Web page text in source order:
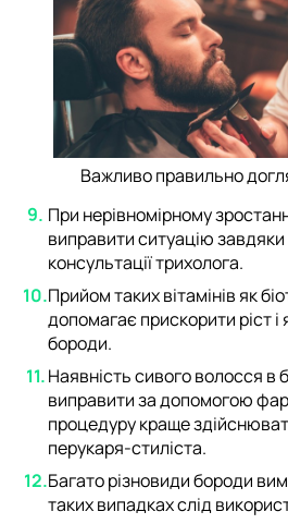
Важливо правильно
При нерівномірному
виправити ситуацію завдяки
консультації трихолога.
Прийом таких вітамінів як
допомагає прискорити ріст і
бороди.
Наявність сивого волосся в
виправити за допомогою
процедуру краще
перукаря-стиліста.
Багато різновиди бороди
таких випадках слід